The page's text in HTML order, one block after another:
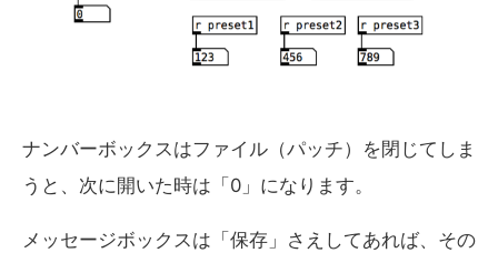
ナンバーボックスはファイル（パッチ）を閉じてしま
うと、次に開いた時は「0」になります。
メッセージボックスは「保存」さえしてあれば、その